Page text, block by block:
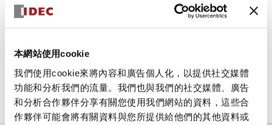
本網站使用cookie
我們使用cookie來將內容和廣告個人化，以提供社交媒體
功能和分析我們的流量。我們也與我們的社交媒體、廣告
和分析合作夥伴分享有關您使用我們網站的資料，這些合
作夥伴可能會將有關資料與您所提供給他們的其他資料或
線，物體通過時不會停止生產線。靜音感測器和靜音燈可直接連接
閉。此功能用於特定光束始終被遮擋的應用場合。當物體移出感測
區域時，控制輸出（OSSD1/2）會關閉。浮動遮蔽功能可防止當被
遮擋的光束數量少於預設數量時控制輸出（OSSD1/2）關閉。可設
定的數量為 1 至 3 條光束。此功能使得即使障礙物位置在感測區域
內變動，也能進行感測。